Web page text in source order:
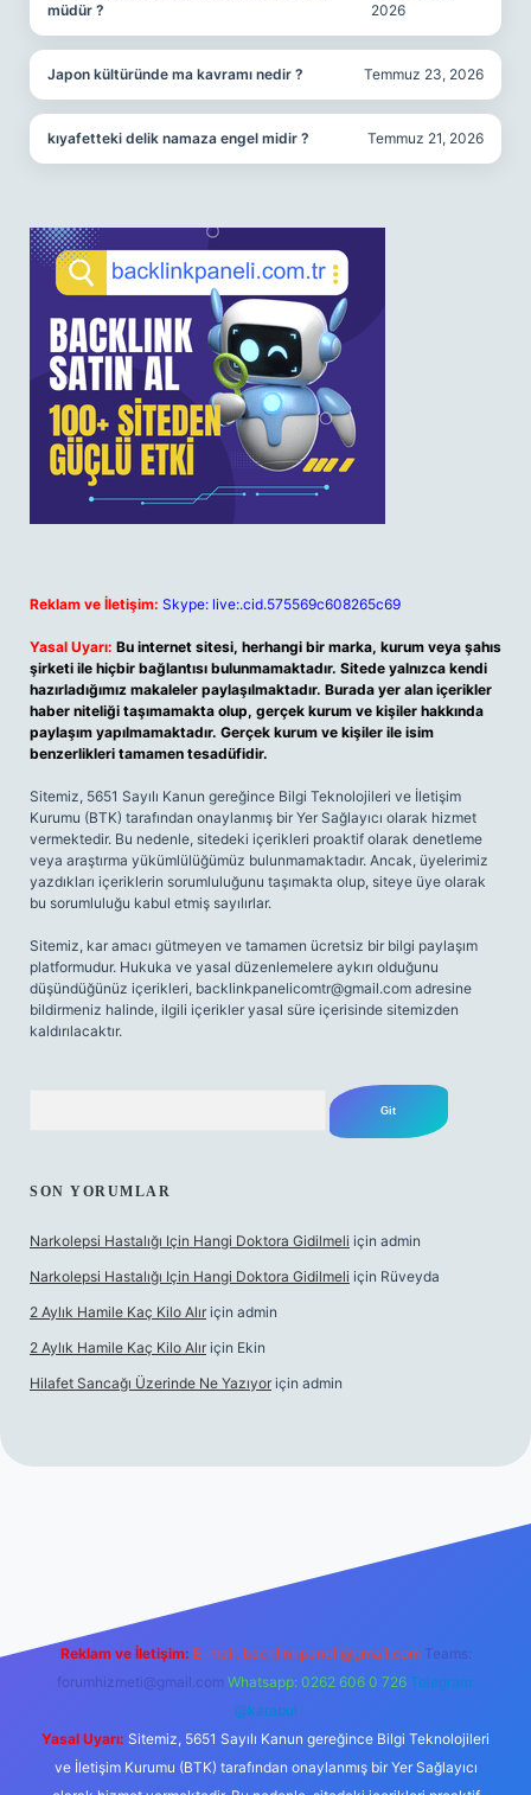
müdür ?
2026
Japon kültüründe ma kavramı nedir ? Temmuz 23, 2026
kıyafetteki delik namaza engel midir ? Temmuz 21, 2026
Reklam ve İletişim: Skype: live:.cid.575569c608265c69
Yasal Uyarı: Bu internet sitesi, herhangi bir marka, kurum veya şahıs
şirketi ile hiçbir bağlantısı bulunmamaktadır. Sitede yalnızca kendi
hazırladığımız makaleler paylaşılmaktadır. Burada yer alan içerikler
haber niteliği taşımamakta olup, gerçek kurum ve kişiler hakkında
paylaşım yapılmamaktadır. Gerçek kurum ve kişiler ile isim
benzerlikleri tamamen tesadüfidir.
Sitemiz, 5651 Sayılı Kanun gereğince Bilgi Teknolojileri ve İletişim
Kurumu (BTK) tarafından onaylanmış bir Yer Sağlayıcı olarak hizmet
vermektedir. Bu nedenle, sitedeki içerikleri proaktif olarak denetleme
veya araştırma yükümlülüğümüz bulunmamaktadır. Ancak, üyelerimiz
yazdıkları içeriklerin sorumluluğunu taşımakta olup, siteye üye olarak
bu sorumluluğu kabul etmiş sayılırlar.
Sitemiz, kar amacı gütmeyen ve tamamen ücretsiz bir bilgi paylaşım
platformudur. Hukuka ve yasal düzenlemelere aykırı olduğunu
düşündüğünüz içerikleri, backlinkpanelicomtr@gmail.com adresine
bildirmeniz halinde, ilgili içerikler yasal süre içerisinde sitemizden
kaldırılacaktır.
SON YORUMLAR
Narkolepsi Hastalığı Için Hangi Doktora Gidilmeli için admin
Narkolepsi Hastalığı Için Hangi Doktora Gidilmeli için Rüveyda
2 Aylık Hamile Kaç Kilo Alır için admin
2 Aylık Hamile Kaç Kilo Alır için Ekin
Hilafet Sancağı Üzerinde Ne Yazıyor için admin
Reklam ve İletişim: E-mail: backlinkpaneli@gmail.com Teams:
forumhizmeti@gmail.com Whatsapp: 0262 606 0 726 Telegram:
@karabul
Yasal Uyarı: Sitemiz, 5651 Sayılı Kanun gereğince Bilgi Teknolojileri
ve İletişim Kurumu (BTK) tarafından onaylanmış bir Yer Sağlayıcı